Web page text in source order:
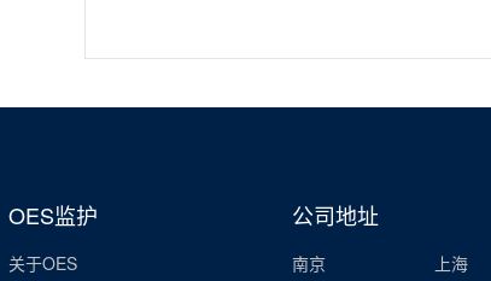
OES监护
关于OES
公司地址
南京 上海